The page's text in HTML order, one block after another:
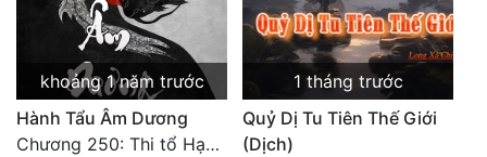
khoảng 1 năm trước
Hành Tẩu Âm Dương
Chương 250: Thi tổ Hạn Bạt
1 tháng trước
Quỷ Dị Tu Tiên Thế Giới
(Dịch)